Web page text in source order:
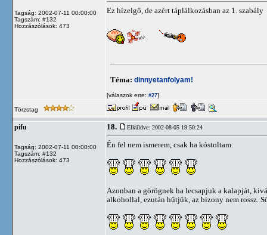
Tagság: 2002-07-11 00:00:00
Tagszám: #132
Hozzászólások: 473
Ez hízelgő, de azért táplálkozásban az 1. szabály
Téma: dinnyetanfolyam!
[válaszok erre: #27]
Törzstag
pifu
Tagság: 2002-07-11 00:00:00
Tagszám: #132
Hozzászólások: 473
18. Elküldve: 2002-08-05 19:50:24
Én fel nem ismerem, csak ha kóstoltam.
Azonban a görögnek ha lecsapjuk a kalapját,
alkohollal, ezután hűtjük, az bizony nem rossz.